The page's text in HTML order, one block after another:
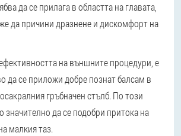
да се прилага в областта на главата,
да причини дразнене и дискомфорт на
на външните процедури, е
да се приложи добре познат балсам в
гръбначен стълб. По този
значително да се подобри притока на
малкия таз.